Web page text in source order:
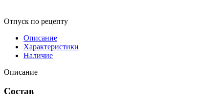
Отпуск по рецепту
Описание
Характеристики
Наличие
Описание
Состав